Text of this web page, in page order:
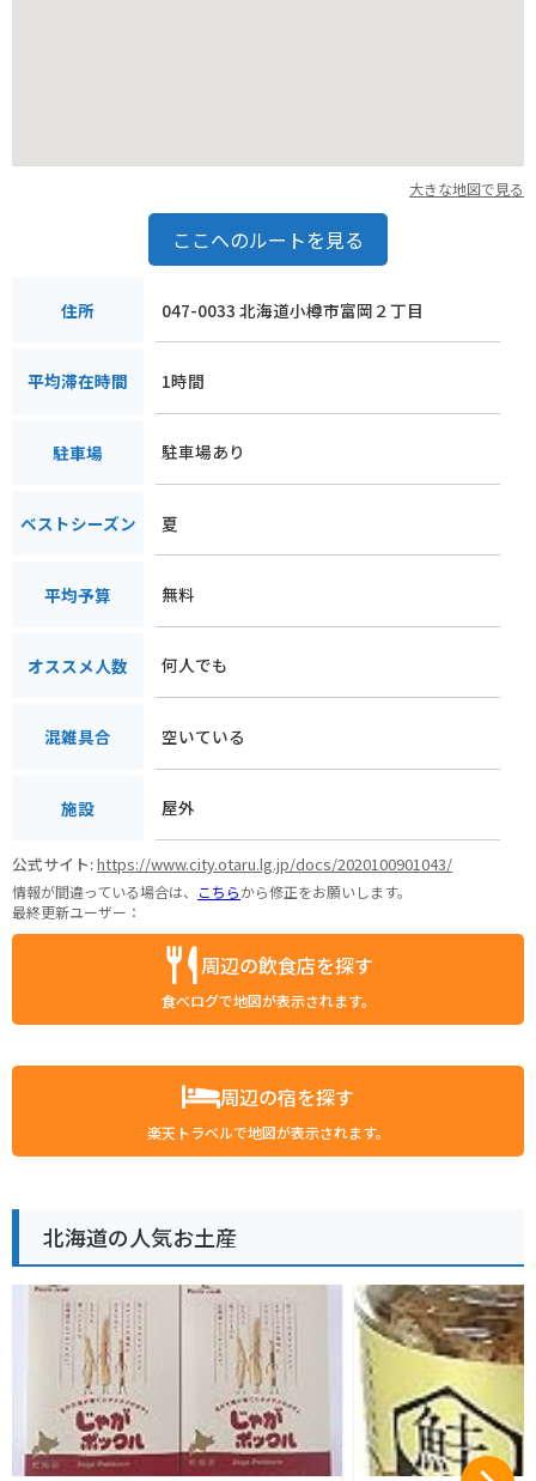
大きな地図で見る
ここへのルートを見る
住所 047-0033 北海道小樽市富岡２丁目
平均滞在時間 1時間
駐車場 駐車場あり
ベストシーズン 夏
平均予算 無料
オススメ人数 何人でも
混雑具合 空いている
施設 屋外
公式サイト:https://www.city.otaru.lg.jp/docs/2020100901043/
情報が間違っている場合は、 こちらから修正をお願いします。
最終更新ユーザー：
周辺の飲食店を探す
食べログで地図が表示されます。
周辺の宿を探す
楽天トラベルで地図が表示されます。
北海道の人気お土産